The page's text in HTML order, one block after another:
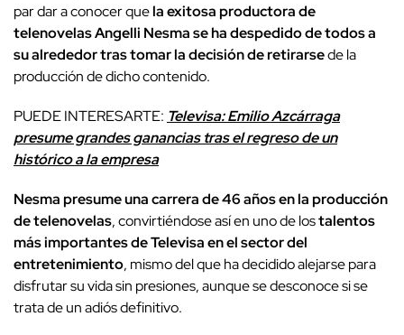
par dar a conocer quela exitosa productora de
telenovelas Angelli Nesma se ha despedido de todos a
su alrededor tras tomar la decisión de retirarsede la
producción de dicho contenido.
PUEDE INTERESARTE: Televisa: Emilio Azcárraga
presume grandes ganancias tras el regreso de un
histórico a la empresa
Nesma presume una carrera de 46 años en la producción
de telenovelas, convirtiéndose así en uno de lostalentos
más importantes de Televisa en el sector del
entretenimiento, mismo del que ha decidido alejarse para
disfrutar su vida sin presiones, aunque se desconoce si se
trata de un adiós definitivo.